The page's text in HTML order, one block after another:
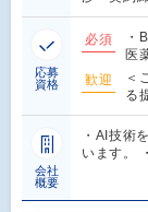
応募
資格
必須
・
医
歓迎
＜
る
会社
概要
・AI技術
います。